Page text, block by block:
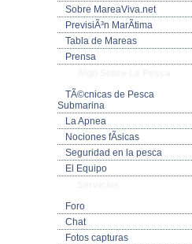
Sobre MareaViva.net
PrevisiÃ³n MarÃ­tima
Tabla de Mareas
Prensa
TÃ©cnicas de Pesca
Submarina
La Apnea
Nociones fÃ­sicas
Seguridad en la pesca
El Equipo
Foro
Chat
Fotos capturas